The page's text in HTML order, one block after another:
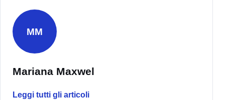
MM
Mariana Maxwel
Leggi tutti gli articoli